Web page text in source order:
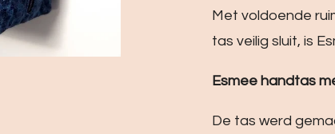
Met voldoende
tas veilig sluit, is
Esmee handtas
De tas werd